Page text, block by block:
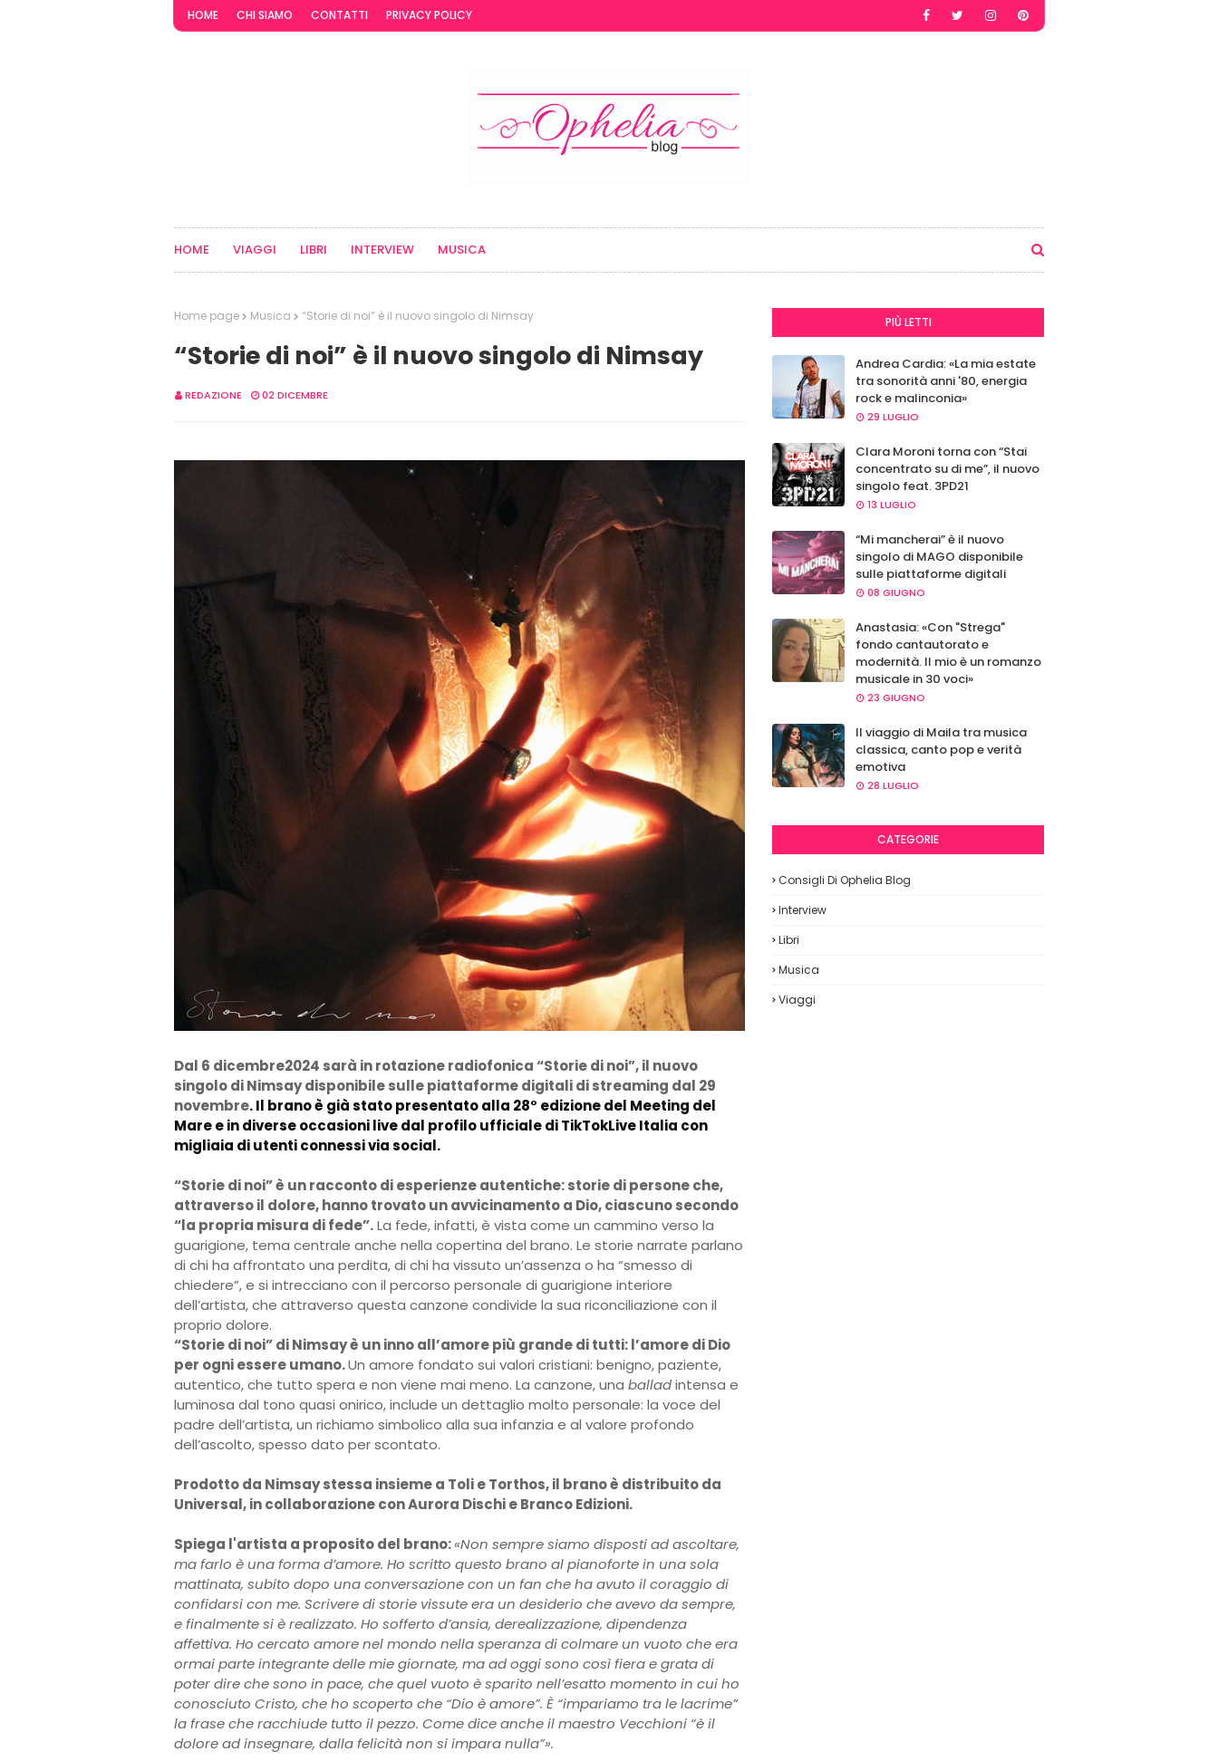
HOME CHI SIAMO CONTATTI PRIVACY POLICY
HOME VIAGGI LIBRI INTERVIEW MUSICA
Home page Musica “Storie di noi” è il nuovo singolo di Nimsay
“Storie di noi” è il nuovo singolo di Nimsay
REDAZIONE 02 DICEMBRE
Dal 6 dicembre2024 sarà in rotazione radiofonica “Storie di noi”, il nuovo
singolo di Nimsay disponibile sulle piattaforme digitali di streaming dal 29
novembre. Il brano è già stato presentato alla 28° edizione del Meeting del
Mare e in diverse occasioni live dal profilo ufficiale di TikTokLive Italia con
migliaia di utenti connessi via social.
“Storie di noi” è un racconto di esperienze autentiche: storie di persone che,
attraverso il dolore, hanno trovato un avvicinamento a Dio, ciascuno secondo
“la propria misura di fede”.La fede, infatti, è vista come un cammino verso la
guarigione, tema centrale anche nella copertina del brano. Le storie narrate parlano
di chi ha affrontato una perdita, di chi ha vissuto un’assenza o ha “smesso di
chiedere”, e si intrecciano con il percorso personale di guarigione interiore
dell’artista, che attraverso questa canzone condivide la sua riconciliazione con il
proprio dolore.
“Storie di noi” di Nimsay è un inno all’amore più grande di tutti: l’amore di Dio
per ogni essere umano.Un amore fondato sui valori cristiani: benigno, paziente,
autentico, che tutto spera e non viene mai meno. La canzone, una balladintensa e
luminosa dal tono quasi onirico, include un dettaglio molto personale: la voce del
padre dell’artista, un richiamo simbolico alla sua infanzia e al valore profondo
dell’ascolto, spesso dato per scontato.
Prodotto da Nimsay stessa insieme a Toli e Torthos, il brano è distribuito da
Universal, in collaborazione con Aurora Dischi e Branco Edizioni.
Spiega l'artista a proposito del brano:«Non sempre siamo disposti ad ascoltare,
ma farlo è una forma d’amore. Ho scritto questo brano al pianoforte in una sola
mattinata, subito dopo una conversazione con un fan che ha avuto il coraggio di
confidarsi con me. Scrivere di storie vissute era un desiderio che avevo da sempre,
e finalmente si è realizzato. Ho sofferto d’ansia, derealizzazione, dipendenza
affettiva. Ho cercato amore nel mondo nella speranza di colmare un vuoto che era
ormai parte integrante delle mie giornate, ma ad oggi sono così fiera e grata di
poter dire che sono in pace, che quel vuoto è sparito nell’esatto momento in cui ho
conosciuto Cristo, che ho scoperto che “Dio è amore”. È “impariamo tra le lacrime”
la frase che racchiude tutto il pezzo. Come dice anche il maestro Vecchioni “è il
dolore ad insegnare, dalla felicità non si impara nulla”».
PIÙ LETTI
Andrea Cardia: «La mia estate
tra sonorità anni '80, energia
rock e malinconia»
29 LUGLIO
Clara Moroni torna con “Stai
concentrato su di me”, il nuovo
singolo feat. 3PD21
13 LUGLIO
“Mi mancherai” è il nuovo
singolo di MAGO disponibile
sulle piattaforme digitali
08 GIUGNO
Anastasia: «Con "Strega"
fondo cantautorato e
modernità. Il mio è un romanzo
musicale in 30 voci»
23 GIUGNO
Il viaggio di Maila tra musica
classica, canto pop e verità
emotiva
28 LUGLIO
CATEGORIE
Consigli Di Ophelia Blog
Interview
Libri
Musica
Viaggi